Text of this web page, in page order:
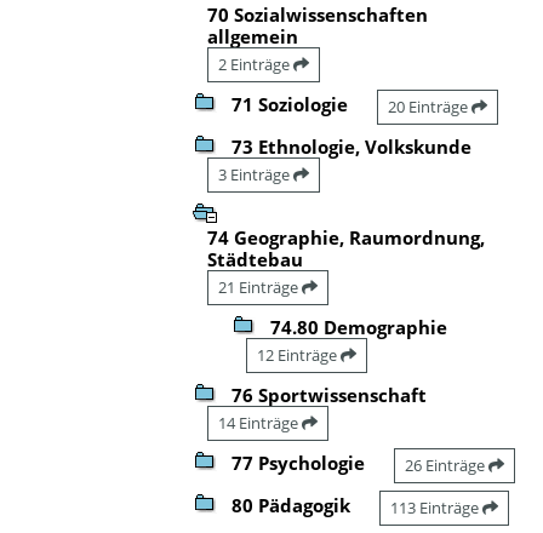
70 Sozialwissenschaften
allgemein
2 Einträge
71 Soziologie 20 Einträge
73 Ethnologie, Volkskunde
3 Einträge
74 Geographie, Raumordnung,
Städtebau
21 Einträge
74.80 Demographie
12 Einträge
76 Sportwissenschaft
14 Einträge
77 Psychologie 26 Einträge
80 Pädagogik 113 Einträge